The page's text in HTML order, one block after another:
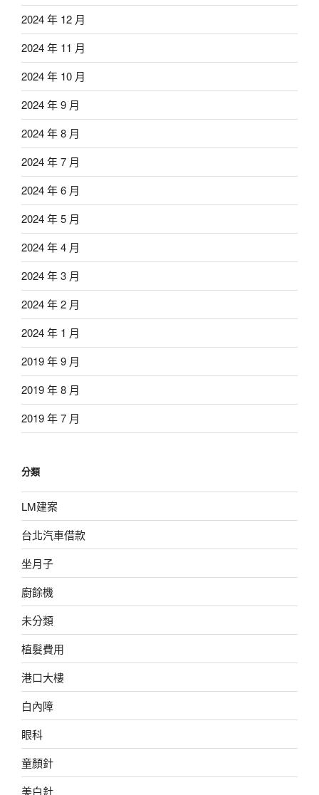
2024 年 12 月
2024 年 11 月
2024 年 10 月
2024 年 9 月
2024 年 8 月
2024 年 7 月
2024 年 6 月
2024 年 5 月
2024 年 4 月
2024 年 3 月
2024 年 2 月
2024 年 1 月
2019 年 9 月
2019 年 8 月
2019 年 7 月
分類
LM建案
台北汽車借款
坐月子
廚餘機
未分類
植髮費用
港口大樓
白內障
眼科
童顏針
美白針